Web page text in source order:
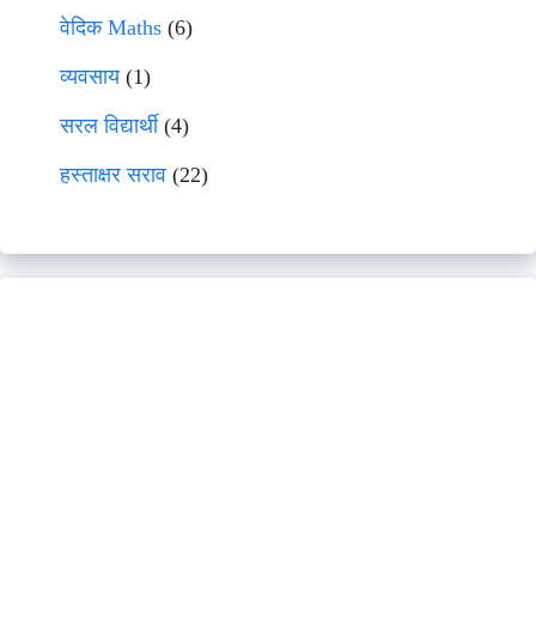
वेदिक Maths (6)
व्यवसाय(1)
सरल विद्यार्थी(4)
हस्ताक्षर सराव (22)